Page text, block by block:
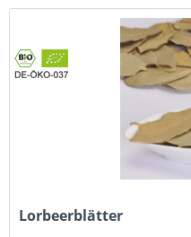
Lorbeerblätter